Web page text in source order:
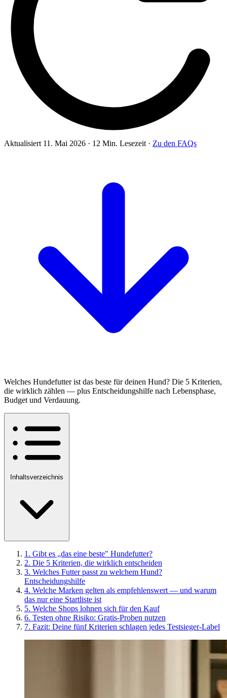
Aktualisiert 11. Mai 2026 · 12 Min. Lesezeit · Zu den FAQs
Welches Hundefutter ist das beste für deinen Hund? Die 5 Kriterien,
die wirklich zählen — plus Entscheidungshilfe nach Lebensphase,
Budget und Verdauung.
Inhaltsverzeichnis
1. Gibt es „das eine beste" Hundefutter?
2. Die 5 Kriterien, die wirklich entscheiden
3. Welches Futter passt zu welchem Hund?
Entscheidungshilfe
4. Welche Marken gelten als empfehlenswert — und warum
das nur eine Startliste ist
5. Welche Shops lohnen sich für den Kauf
6. Testen ohne Risiko: Gratis-Proben nutzen
7. Fazit: Deine fünf Kriterien schlagen jedes Testsieger-Label